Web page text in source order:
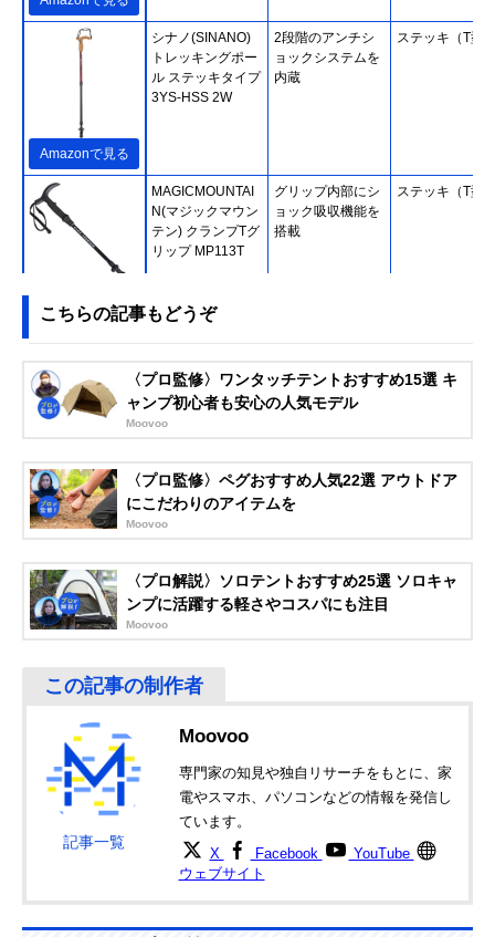
Amazonで見る
シナノ(SINANO)
トレッキングポー
ル ステッキタイプ
3YS-HSS 2W
2段階のアンチシ
ョックシステムを
内蔵
ステッキ（T型
Amazonで見る
MAGICMOUNTAI
N(マジックマウン
テン) クランプTグ
リップ MP113T
グリップ内部にシ
ョック吸収機能を
搭載
ステッキ（T型
1300485
リップを採用
Amazonで見る
Black Diamond(ブ
ラックダイヤモン
登山にぴったりな
ロングトレイル
125
Amazonで見る
トレッキングポー
ル アルミ製
高コスパモデル
Amazonで見る
Black Diamond(ブ
ラックダイヤモン
FLZ BD82289
長さ調節ができる
ストック（I型）
ーボン1300445
ドモデル
こちらの記事もどうぞ
〈プロ監修〉ワンタッチテントおすすめ15選 キ
ャンプ初心者も安心の人気モデル
Moovoo
〈プロ監修〉ペグおすすめ人気22選 アウトドア
にこだわりのアイテムを
Moovoo
〈プロ解説〉ソロテントおすすめ25選 ソロキャ
ンプに活躍する軽さやコスパにも注目
Moovoo
記事一覧
Moovoo
専門家の知見や独自リサーチをもとに、家
電やスマホ、パソコンなどの情報を発信し
ています。
X Facebook
YouTube
ウェブサイト